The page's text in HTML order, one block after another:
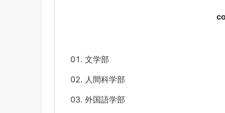
文学部
人間科学部
外国語学部